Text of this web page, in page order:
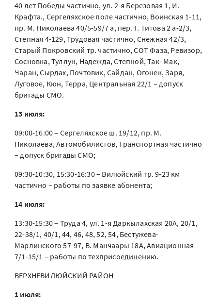
40 лет Победы частично, ул. 2-я Березовая 1, И.
Крафта., Сергеляхское поле частично, Воинская 1-11,
пр. М. Николаева 40/5-59/7 а, пер. Г. Титова 2 а-2/3,
Степная 4-129, Трудовая частично, Снежная 42/3,
Старый Покровский тр. частично, СОТ Фаза, Ревизор,
Сосновка, Туллун, Надежда, Степной, Так- Мак,
Чаран, Сырдах, Почтовик, Сайдан, Огонек, Заря,
Луговое, Кюн, Терра, Центральная 22/1 – допуск
бригады СМО.
13 июля:
09:00-16:00 – Сергеляхское ш. 19/12, пр. М.
Николаева, Автомобилистов, Транспортная частично
– допуск бригады СМО;
09:30-10:30, 15:30-16:30 – Вилюйский тр. 9-23 км
частично – работы по заявке абонента;
14 июля:
13:30-15:30 – Труда 4, ул. 1-я Даркылахская 20А, 20/1,
22-38/1, 40/1, 44, 46, 48, 52, 54, Бестужева-
Марлинского 57-97, В. Манчаары 18А, Авиационная
7/1-15/1 – работы по техприсоединению.
ВЕРХНЕВИЛЮЙСКИЙ РАЙОН
1 июля: